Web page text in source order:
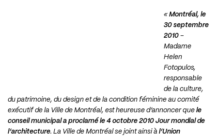
« Montréal, le
30 septembre
2010 –
Madame
Helen
Fotopulos,
responsable
de la culture,
du patrimoine, du design et de la condition féminine au comité
exécutif de la Ville de Montréal, est heureuse d’annoncer que le
conseil municipal a proclamé le 4 octobre 2010 Jour mondial de
l’architecture. La Ville de Montréal se joint ainsi à l’Union